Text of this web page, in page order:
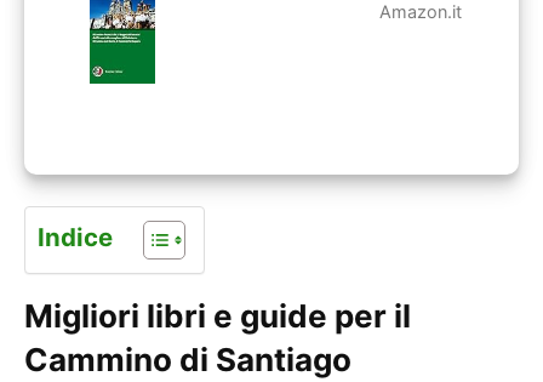
Amazon.it
Indice
Migliori libri e guide per il
Cammino di Santiago